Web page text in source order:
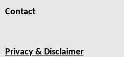
Contact
Privacy & Disclaimer